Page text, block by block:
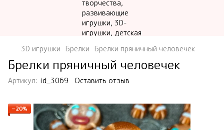
3D игрушки Брелки Брелки пряничный человечек
Брелки пряничный человечек
Артикул: id_3069 Оставить отзыв
−20%